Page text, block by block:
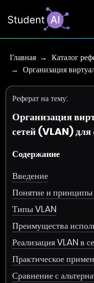
Главная
Каталог
Организация
Реферат на тему:
Организация
сетей (VLAN)
Содержание
Введение
Понятие и принципы
Типы VLAN
Преимущества
Реализация VLAN в
Практическое
Сравнение с